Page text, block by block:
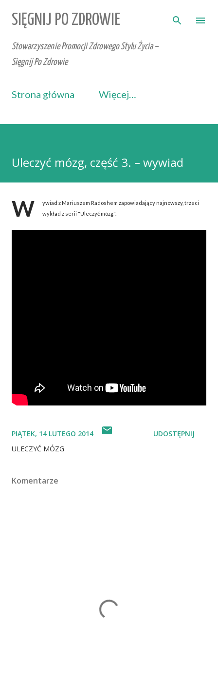
Przejdź do głównej zawartości
SIĘGNIJ PO ZDROWIE
Stowarzyszenie Promocji Zdrowego Stylu Życia –
Sięgnij Po Zdrowie
Strona główna Więcej…
Uleczyć mózg, część 3. – wywiad
W
ywiad z Mariuszem Radoshem zapowiadający najnowszy, trzeci
wykład z serii "Uleczyć mózg".
PIĄTEK, 14 LUTEGO 2014
ULECZYĆ MÓZG
UDOSTĘPNIJ
Komentarze